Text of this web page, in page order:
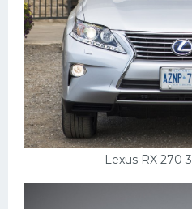
Lexus RX 270